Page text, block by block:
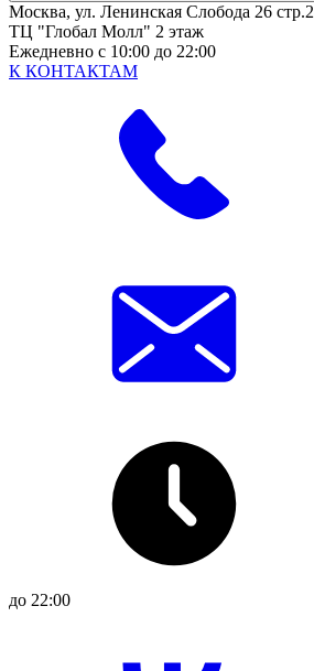
Москва, ул. Ленинская Слобода 26 стр.2
ТЦ "Глобал Молл" 2 этаж
Ежедневно с 10:00 до 22:00
К КОНТАКТАМ
до 22:00